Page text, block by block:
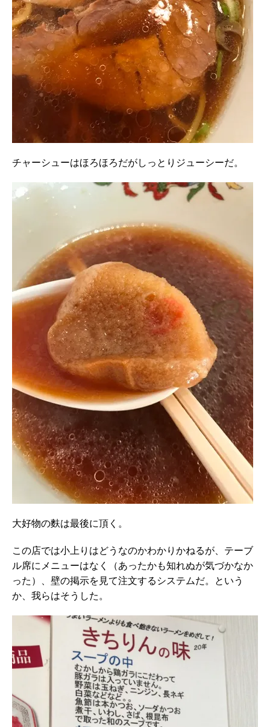
チャーシューはほろほろだがしっとりジューシーだ。
大好物の麩は最後に頂く。
この店では小上りはどうなのかわかりかねるが、テーブ
ル席にメニューはなく（あったかも知れぬが気づかなか
った）、壁の掲示を見て注文するシステムだ。という
か、我らはそうした。